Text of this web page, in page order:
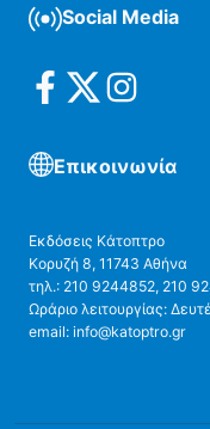
Social Media
Επικοινωνία
Εκδόσεις Κάτοπτρο
Κορυζή 8, 11743 Αθήνα
τηλ.: 210 9244852, 210
Ωράριο λειτουργίας:
email: info@katoptro.gr